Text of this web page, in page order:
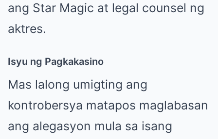
ang Star Magic at legal counsel ng
aktres.
Isyu ng Pagkakasino
Mas lalong umigting ang
kontrobersya matapos maglabasan
ang alegasyon mula sa isang